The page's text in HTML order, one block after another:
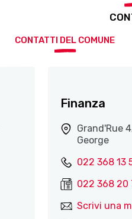
CONTATTI DEL COMUNE
Finanza
Grand'Rue
George
022 368 13
022 368 20
Scrivi una